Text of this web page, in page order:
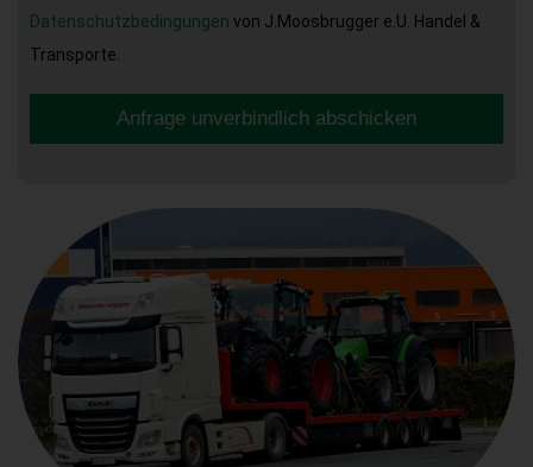
Datenschutzbedingungen von J.Moosbrugger e.U. Handel &
Transporte.
Anfrage unverbindlich abschicken